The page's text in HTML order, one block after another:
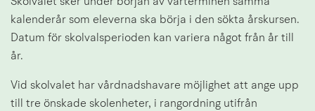
Skolvalet sker under början av vårterminen samma
kalenderår som eleverna ska börja i den sökta årskursen.
Datum för skolvalsperioden kan variera något från år till
år.
Vid skolvalet har vårdnadshavare möjlighet att ange upp
till tre önskade skolenheter, i rangordning utifrån